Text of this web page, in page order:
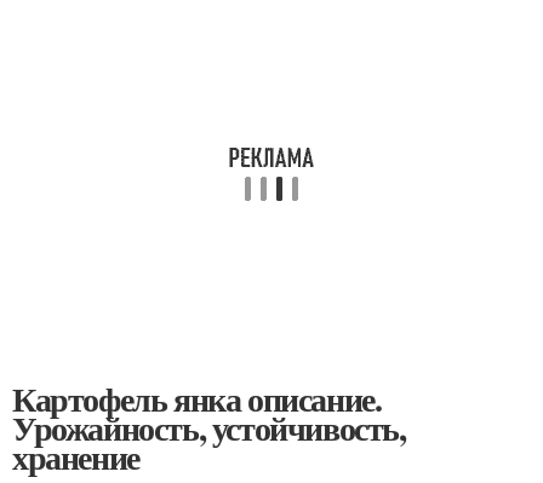
Картофель янка описание.
Урожайность, устойчивость,
хранение